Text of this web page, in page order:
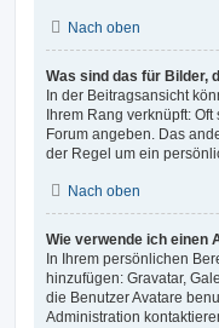
Nach oben
Was sind das für Bilder,
In der Beitragsansicht
Ihrem Rang verknüpft:
Forum angeben. Das
der Regel um ein
Nach oben
Wie verwende ich einen
In Ihrem persönlichen
hinzufügen: Gravatar,
die Benutzer Avatare
Administration